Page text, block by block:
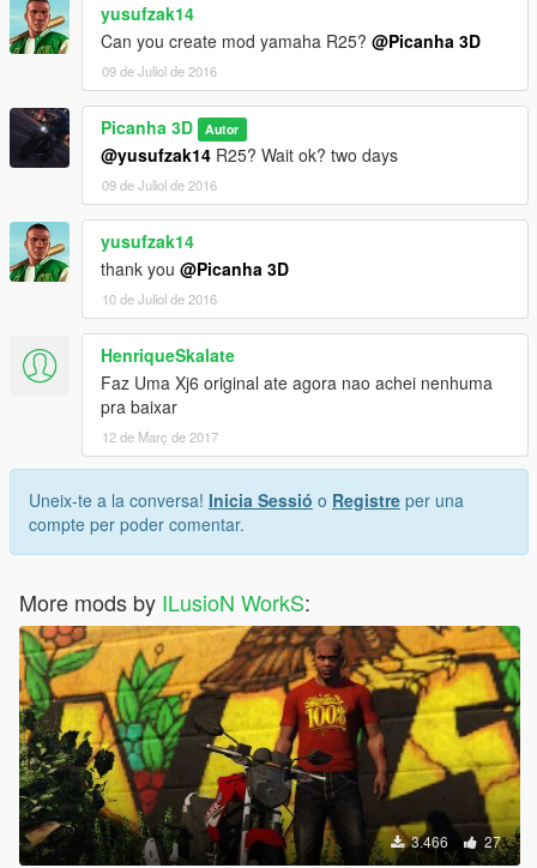
yusufzak14
Can you create mod yamaha R25? @Picanha 3D
09 de Juliol de 2016
Picanha 3D Autor
@yusufzak14 R25? Wait ok? two days
09 de Juliol de 2016
yusufzak14
thank you @Picanha 3D
10 de Juliol de 2016
HenriqueSkalate
Faz Uma Xj6 original ate agora nao achei nenhuma
pra baixar
12 de Març de 2017
Uneix-te a la conversa! Inicia Sessió o Registre per una
compte per poder comentar.
More mods by ILusioN WorkS:
3.466 27